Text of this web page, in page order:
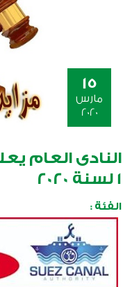
15
مارس
2020
النادى العام
1 لسنة 2020
الفئة :